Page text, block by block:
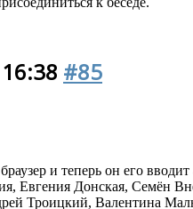
#85
и теперь он его
, Евгения Донская, Семён
Троицкий, Валентина